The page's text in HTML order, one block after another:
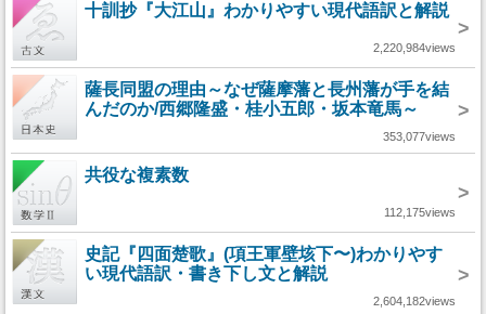
十訓抄『大江山』わかりやすい現代語訳と解説
>
2,220,984views
薩長同盟の理由～なぜ薩摩藩と長州藩が手を結
んだのか/西郷隆盛・桂小五郎・坂本竜馬～
>
353,077views
共役な複素数
>
112,175views
史記『四面楚歌』(項王軍壁垓下〜)わかりやす
い現代語訳・書き下し文と解説
>
2,604,182views